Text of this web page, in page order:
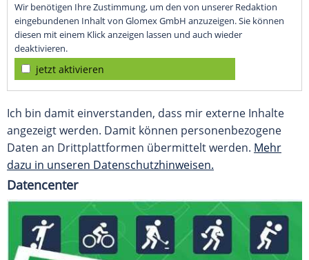
Wir benötigen Ihre Zustimmung, um den von unserer Redaktion
eingebundenen Inhalt von Glomex GmbH anzuzeigen. Sie können
diesen mit einem Klick anzeigen lassen und auch wieder
deaktivieren.
jetzt aktivieren
Ich bin damit einverstanden, dass mir externe Inhalte
angezeigt werden. Damit können personenbezogene
Daten an Drittplattformen übermittelt werden. Mehr
dazu in unseren Datenschutzhinweisen.
Datencenter